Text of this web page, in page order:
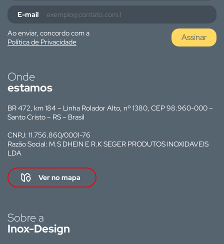
E-mail
Ao enviar, concordo com a
Política de Privacidade
Assinar
Onde
estamos
BR 472, km 184 – Linha Rolador Alto, nº 1380, CEP 98.960-000 –
Santo Cristo – RS – Brasil
CNPJ: 11.756.860/0001-76
Razão Social: M.S DHEIN E R.K SEGER PRODUTOS INOXIDAVEIS
LDA
Ver no mapa
Sobre a
Inox-Design